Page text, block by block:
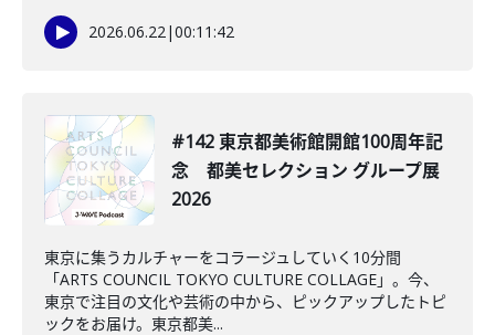
2026.06.22|00:11:42
#142 東京都美術館開館100周年記
念 都美セレクション グループ展
2026
東京に集うカルチャーをコラージュしていく10分間
「ARTS COUNCIL TOKYO CULTURE COLLAGE」。今、
東京で注目の文化や芸術の中から、ピックアップしたトピ
ックをお届け。東京都美...